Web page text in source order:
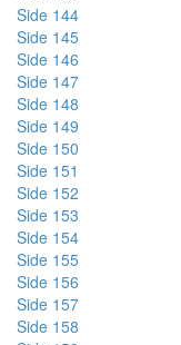
Side 144
Side 145
Side 146
Side 147
Side 148
Side 149
Side 150
Side 151
Side 152
Side 153
Side 154
Side 155
Side 156
Side 157
Side 158